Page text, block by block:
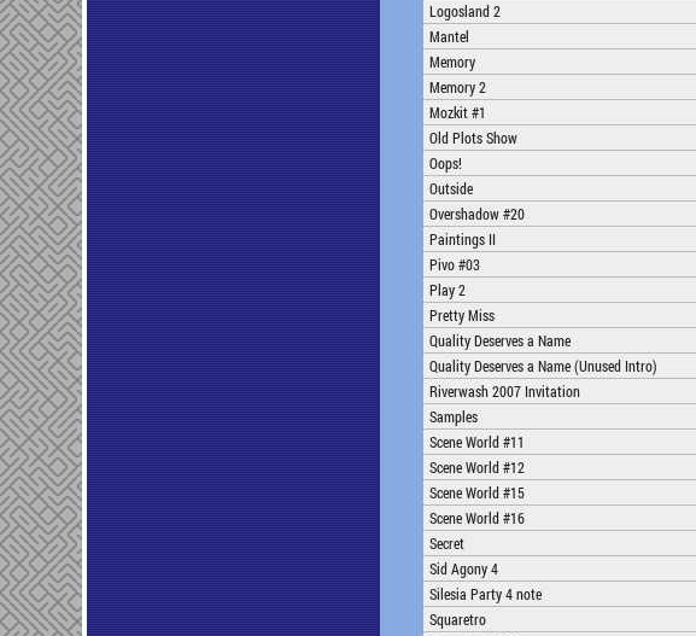
Logosland 2
Mantel
Memory
Memory 2
Mozkit #1
Old Plots Show
Oops!
Outside
Overshadow #20
Paintings II
Pivo #03
Play 2
Pretty Miss
Quality Deserves a Name
Quality Deserves a Name (Unused Intro)
Riverwash 2007 Invitation
Samples
Scene World #11
Scene World #12
Scene World #15
Scene World #16
Secret
Sid Agony 4
Silesia Party 4 note
Squaretro